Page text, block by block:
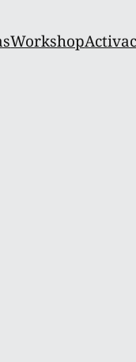
Workshop